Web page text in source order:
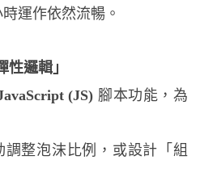
運作依然流暢。
邏輯」
(JS) 腳本功能，為
調整泡沫比例，或設計「組